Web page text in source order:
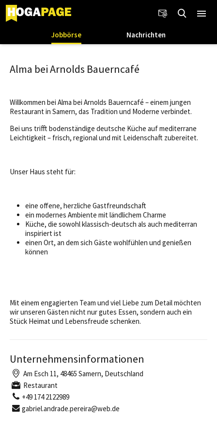
Jobbörse Nachrichten
Alma bei Arnolds Bauerncafé
Willkommen bei Alma bei Arnolds Bauerncafé – einem jungen
Restaurant in Samern, das Tradition und Moderne verbindet.
Bei uns trifft bodenständige deutsche Küche auf mediterrane
Leichtigkeit – frisch, regional und mit Leidenschaft zubereitet.
Unser Haus steht für:
eine offene, herzliche Gastfreundschaft
ein modernes Ambiente mit ländlichem Charme
Küche, die sowohl klassisch-deutsch als auch mediterran
inspiriert ist
einen Ort, an dem sich Gäste wohlfühlen und genießen
können
Mit einem engagierten Team und viel Liebe zum Detail möchten
wir unseren Gästen nicht nur gutes Essen, sondern auch ein
Stück Heimat und Lebensfreude schenken.
Unternehmensinformationen
Am Esch 11, 48465 Samern, Deutschland
Restaurant
+49 174 2122989
gabriel.andrade.pereira@web.de